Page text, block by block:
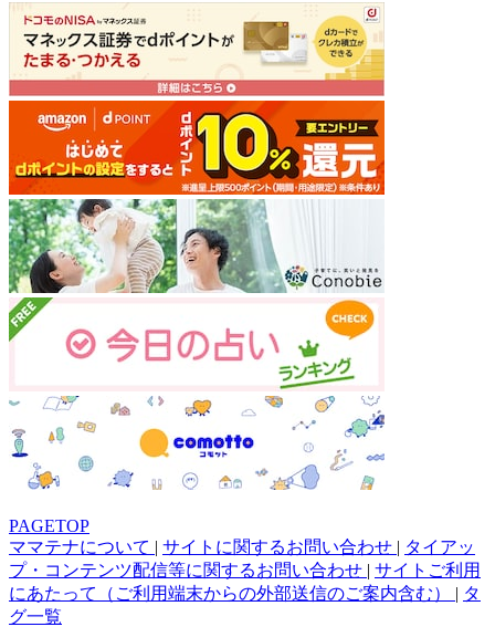
PAGETOP
ママテナについて | サイトに関するお問い合わせ | タイアッ
プ・コンテンツ配信等に関するお問い合わせ | サイトご利用
にあたって（ご利用端末からの外部送信のご案内含む） | タ
グ一覧